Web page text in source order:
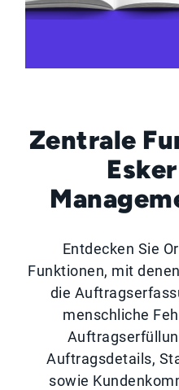
Zentrale
Entdecken Sie
Funktionen, mit
die
menschliche
Auftragsdetails,
sowie